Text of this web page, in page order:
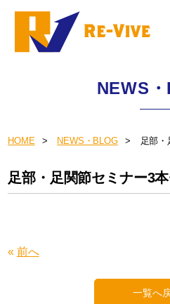
NEWS
HOME NEWS・BLOG 足部・
足部・足関節セミナー3
« 前へ
一覧へ